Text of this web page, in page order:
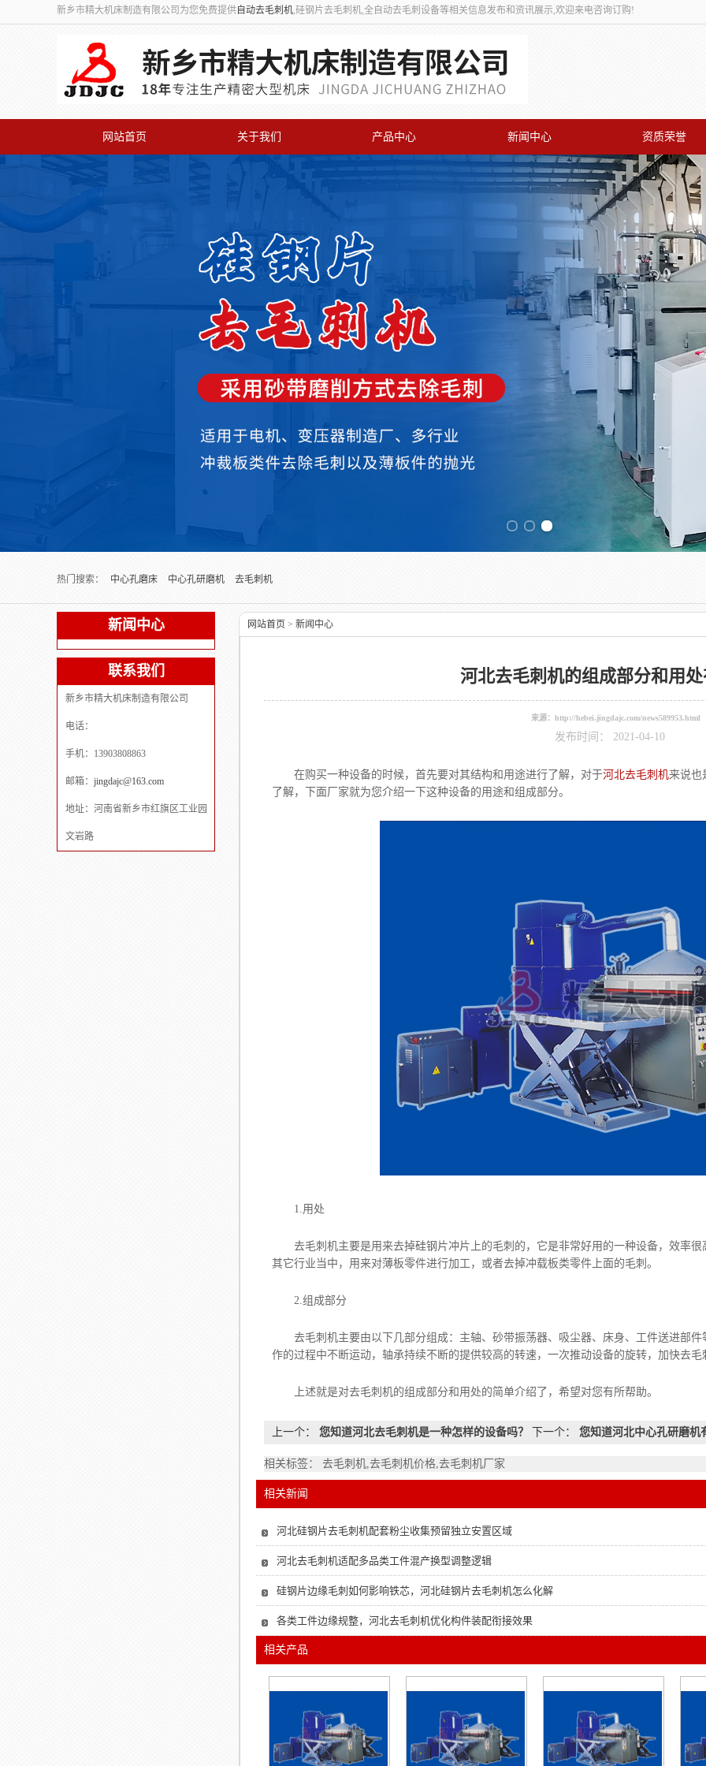
新乡市精大机床制造有限公司为您免费提供自动去毛刺机,硅钢片去毛刺机,全自动去毛刺设备等相关信息发布和资讯展示,欢迎来电咨询订购!
网站首页 关于我们 产品中心 新闻中心 资质荣誉
热门搜索：
中心孔磨床 中心孔研磨机 去毛刺机
新闻中心
联系我们
新乡市精大机床制造有限公司
电话：
手机：13903808863
邮箱： jingdajc@163.com
地址：河南省新乡市红旗区工业园
文岩路
网站首页 > 新闻中心
河北去毛刺机的组成部分和用
来源： http://hebei.jingdajc.com/news589953.html
发布时间： 2021-04-10
在购买一种设备的时候，首先要对其结构和用途进行了解，对于河北去毛刺机来说也
了解，下面厂家就为您介绍一下这种设备的用途和组成部分。
1.用处
去毛刺机主要是用来去掉硅钢片冲片上的毛刺的，它是非常好用的一种设备，效率很
其它行业当中，用来对薄板零件进行加工，或者去掉冲载板类零件上面的毛刺。
2.组成部分
去毛刺机主要由以下几部分组成：主轴、砂带振荡器、吸尘器、床身、工件送进部件
作的过程中不断运动，轴承持续不断的提供较高的转速，一次推动设备的旋转，加快去
上述就是对去毛刺机的组成部分和用处的简单介绍了，希望对您有所帮助。
上一个： 您知道河北去毛刺机是一种怎样的设备吗？ 下一个： 您知道河北中心孔研磨机
相关标签： 去毛刺机,去毛刺机价格,去毛刺机厂家
相关新闻
河北硅钢片去毛刺机配套粉尘收集预留独立安置区域
河北去毛刺机适配多品类工件混产换型调整逻辑
硅钢片边缘毛刺如何影响铁芯，河北硅钢片去毛刺机怎么化解
各类工件边缘规整，河北去毛刺机优化构件装配衔接效果
相关产品